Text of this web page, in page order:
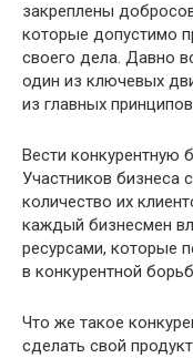
закреплены
которые допустимо
своего дела. Давно
один из ключевых
из главных
Вести конкурентную
Участников бизнеса
количество их
каждый бизнесмен
ресурсами, которые
в конкурентной
Что же такое
сделать свой